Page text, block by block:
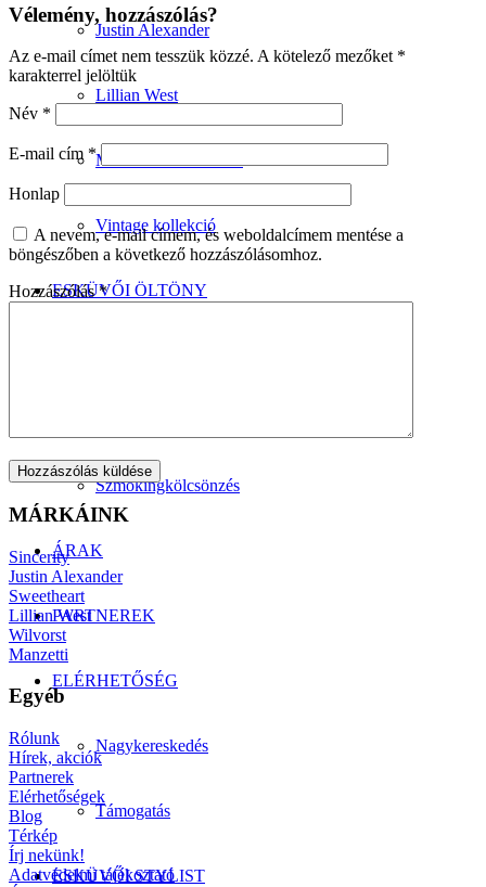
Justin Alexander
Lillian West
Minimalista kollekció
Vintage kollekció
ESKÜVŐI ÖLTÖNY
Szmokingkölcsönzés
ÁRAK
PARTNEREK
ELÉRHETŐSÉG
Nagykereskedés
Támogatás
ESKÜVŐI STYLIST
Vélemény, hozzászólás?
Az e-mail címet nem tesszük közzé. A kötelező mezőket *
karakterrel jelöltük
Név *
E-mail cím *
Honlap
A nevem, e-mail címem, és weboldalcímem mentése a
böngészőben a következő hozzászólásomhoz.
Hozzászólás*
MÁRKÁINK
Sincerity
Justin Alexander
Sweetheart
Lillian West
Wilvorst
Manzetti
Egyéb
Rólunk
Hírek, akciók
Partnerek
Elérhetőségek
Blog
Térkép
Írj nekünk!
Adatvédelmi tájékoztató